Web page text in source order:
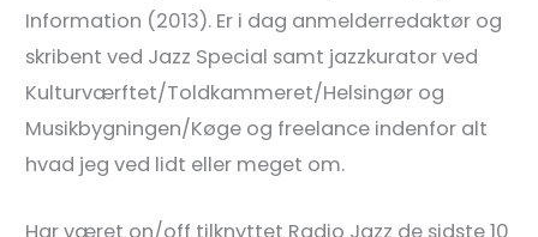
Information (2013). Er i dag anmelderredaktør og
skribent ved Jazz Special samt jazzkurator ved
Kulturværftet/Toldkammeret/Helsingør og
Musikbygningen/Køge og freelance indenfor alt
hvad jeg ved lidt eller meget om.